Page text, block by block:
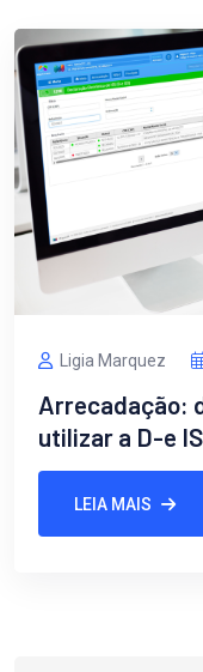
Ligia Marquez
Arrecadação:
utilizar a D-e
LEIA MAIS